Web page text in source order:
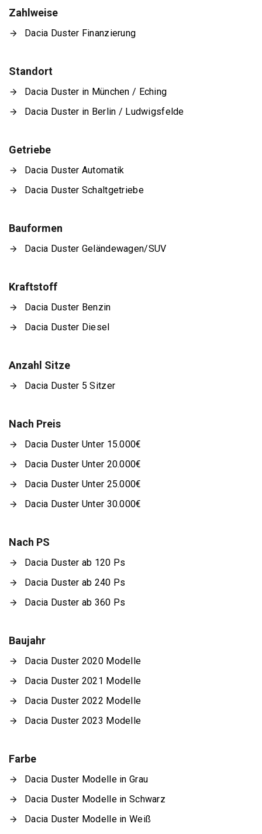
Zahlweise
Dacia Duster Finanzierung
Standort
Dacia Duster in München / Eching
Dacia Duster in Berlin / Ludwigsfelde
Getriebe
Dacia Duster Automatik
Dacia Duster Schaltgetriebe
Bauformen
Dacia Duster Geländewagen/SUV
Kraftstoff
Dacia Duster Benzin
Dacia Duster Diesel
Anzahl Sitze
Dacia Duster 5 Sitzer
Nach Preis
Dacia Duster Unter 15.000€
Dacia Duster Unter 20.000€
Dacia Duster Unter 25.000€
Dacia Duster Unter 30.000€
Nach PS
Dacia Duster ab 120 Ps
Dacia Duster ab 240 Ps
Dacia Duster ab 360 Ps
Baujahr
Dacia Duster 2020 Modelle
Dacia Duster 2021 Modelle
Dacia Duster 2022 Modelle
Dacia Duster 2023 Modelle
Farbe
Dacia Duster Modelle in Grau
Dacia Duster Modelle in Schwarz
Dacia Duster Modelle in Weiß